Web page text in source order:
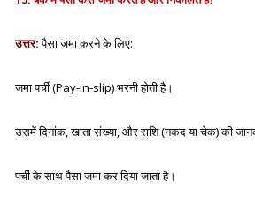
उत्तर:पैसा जमा करने के लिए:
जमा पर्ची (Pay-in-slip)भरनी होती है।
उसमें दिनांक, खाता संख्या, और राशि (नकद या चेक) की
पर्ची के साथ पैसा जमा कर दिया जाता है।